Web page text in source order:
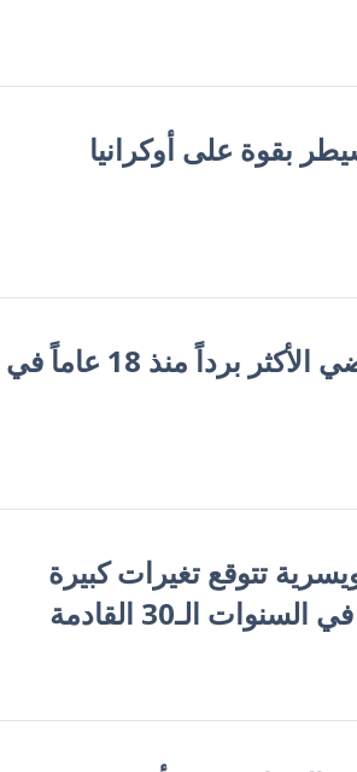
بقوة على أوكرانيا
أوكرانيا بالعربية | يوليو الماضي الأكثر برداً منذ 18 عاماً في
تتوقع تغيرات كبيرة
الـ30 القادمة